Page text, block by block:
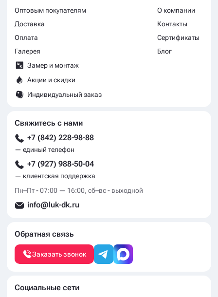
Оптовым покупателям
Доставка
Оплата
Галерея
Замер и монтаж
Акции и скидки
Индивидуальный заказ
О компании
Контакты
Сертификаты
Блог
Свяжитесь с нами
+7 (842) 228-98-88
— единый телефон
+7 (927) 988-50-04
— клиентская поддержка
Пн–Пт - 07:00 — 16:00, сб–вс - выходной
info@luk-dk.ru
Обратная связь
Заказать звонок
Социальные сети